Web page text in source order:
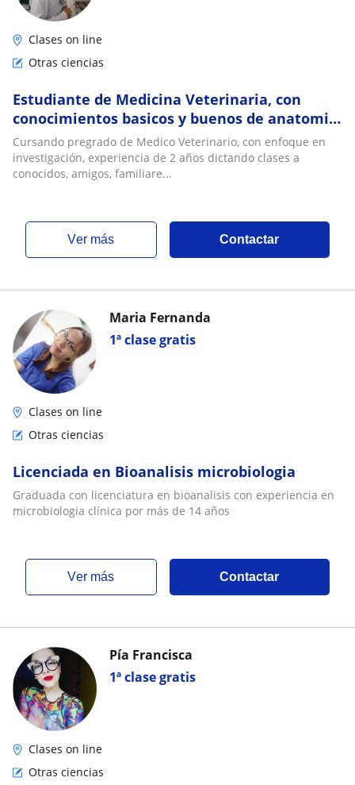
Clases on line
Otras ciencias
Estudiante de Medicina Veterinaria, con
conocimientos basicos y buenos de anatomia
animal, microbiologia, biologia general
Cursando pregrado de Medico Veterinario, con enfoque en
investigación, experiencia de 2 años dictando clases a
conocidos, amigos, familiare...
ver más Contactar
1ª clase gratis
Maria Fernanda
Clases on line
Otras ciencias
Licenciada en Bioanalisis microbiologia
Graduada con licenciatura en bioanalisis con experiencia en
microbiologia clínica por más de 14 años
ver más Contactar
1ª clase gratis
Pía Francisca
Clases on line
Otras ciencias